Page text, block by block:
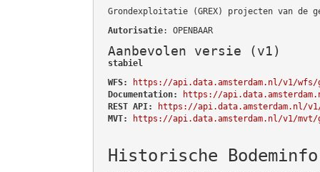
Grondexploitatie (GREX) projecten van de
Autorisatie: OPENBAAR
Aanbevolen versie (v1)
stabiel
WFS:
https://api.data.amsterdam.nl/v1/wfs/
Documentation:
https://
REST API:
https://api.data.amsterdam.nl/
MVT:
https://api.data.amsterdam.nl/v1/mvt/
Historische